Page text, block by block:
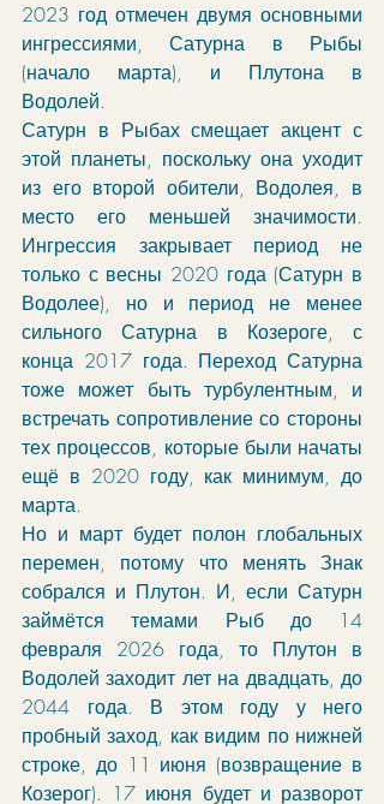
2023 год отмечен двумя основными
ингрессиями, Сатурна в Рыбы
(начало марта), и Плутона в
Водолей.
Сатурн в Рыбах смещает акцент с
этой планеты, поскольку она уходит
из его второй обители, Водолея, в
место его меньшей значимости.
Ингрессия закрывает период не
только с весны 2020 года (Сатурн в
Водолее), но и период не менее
сильного Сатурна в Козероге, с
конца 2017 года. Переход Сатурна
тоже может быть турбулентным, и
встречать сопротивление со стороны
тех процессов, которые были начаты
ещё в 2020 году, как минимум, до
марта.
Но и март будет полон глобальных
перемен, потому что менять Знак
собрался и Плутон. И, если Сатурн
займётся темами Рыб до 14
февраля 2026 года, то Плутон в
Водолей заходит лет на двадцать, до
2044 года. В этом году у него
пробный заход, как видим по нижней
строке, до 11 июня (возвращение в
Козерог). 17 июня будет и разворот